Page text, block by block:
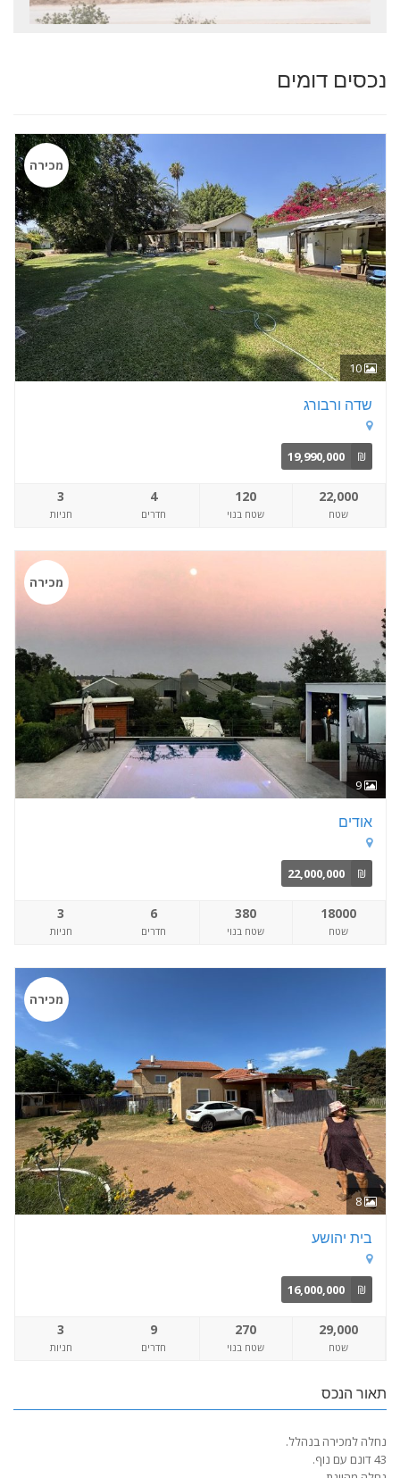
נכסים דומים
10
מכירה
שדה ורבורג
₪
19,990,000
22,000
שטח
120
שטח בנוי
4
חדרים
3
חניות
9
מכירה
אודים
₪
22,000,000
18000
שטח
380
שטח בנוי
6
חדרים
3
חניות
8
מכירה
בית יהושע
₪
16,000,000
29,000
שטח
270
שטח בנוי
9
חדרים
3
חניות
תאור הנכס
נחלה למכירה בנהלל.
43 דונם עם נוף.